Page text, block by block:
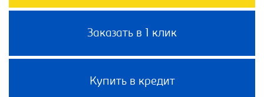
Заказать в 1 клик
Купить в кредит